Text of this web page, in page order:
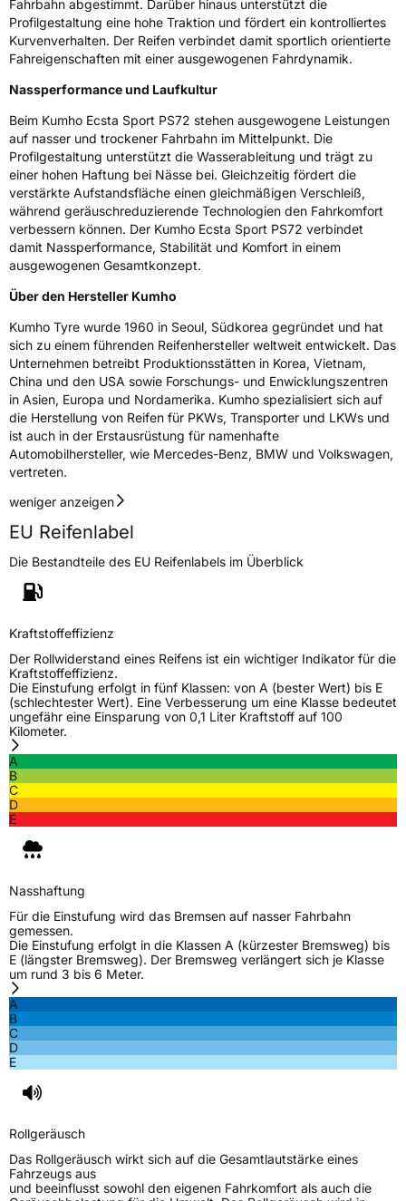
EisgripNein
EPREL ID2382965
Allgemeine Produktsicherheit (GPSR)
Herstellerkontakt Kumho Tire Europe GmbH, KUMHO TIRE
EUROPE GmbH Strahlenberger Str. 110-112
D-63067 Offenbach Germany, kumhotire.de,
technik@kumhotire.de
Fahrbahn abgestimmt. Darüber hinaus unterstützt die
Profilgestaltung eine hohe Traktion und fördert ein kontrolliertes
Kurvenverhalten. Der Reifen verbindet damit sportlich orientierte
Fahreigenschaften mit einer ausgewogenen Fahrdynamik.
Nassperformance und Laufkultur
Beim Kumho Ecsta Sport PS72 stehen ausgewogene Leistungen
auf nasser und trockener Fahrbahn im Mittelpunkt. Die
Profilgestaltung unterstützt die Wasserableitung und trägt zu
einer hohen Haftung bei Nässe bei. Gleichzeitig fördert die
verstärkte Aufstandsfläche einen gleichmäßigen Verschleiß,
während geräuschreduzierende Technologien den Fahrkomfort
verbessern können. Der Kumho Ecsta Sport PS72 verbindet
damit Nassperformance, Stabilität und Komfort in einem
ausgewogenen Gesamtkonzept.
Über den Hersteller Kumho
Kumho Tyre wurde 1960 in Seoul, Südkorea gegründet und hat
sich zu einem führenden Reifenhersteller weltweit entwickelt. Das
Unternehmen betreibt Produktionsstätten in Korea, Vietnam,
China und den USA sowie Forschungs- und Enwicklungszentren
in Asien, Europa und Nordamerika. Kumho spezialisiert sich auf
die Herstellung von Reifen für PKWs, Transporter und LKWs und
ist auch in der Erstausrüstung für namenhafte
Automobilhersteller, wie Mercedes-Benz, BMW und Volkswagen,
vertreten.
weniger anzeigen
EU Reifenlabel
Die Bestandteile des EU Reifenlabels im Überblick
Kraftstoffeffizienz
Der Rollwiderstand eines Reifens ist ein wichtiger Indikator für die
Kraftstoffeffizienz.
Die Einstufung erfolgt in fünf Klassen: von A (bester Wert) bis E
(schlechtester Wert). Eine Verbesserung um eine Klasse bedeutet
ungefähr eine Einsparung von 0,1 Liter Kraftstoff auf 100
Kilometer.
A
B
C
D
E
Nasshaftung
Für die Einstufung wird das Bremsen auf nasser Fahrbahn
gemessen.
Die Einstufung erfolgt in die Klassen A (kürzester Bremsweg) bis
E (längster Bremsweg). Der Bremsweg verlängert sich je Klasse
um rund 3 bis 6 Meter.
A
B
C
D
E
Rollgeräusch
Das Rollgeräusch wirkt sich auf die Gesamtlautstärke eines
Fahrzeugs aus
und beeinflusst sowohl den eigenen Fahrkomfort als auch die